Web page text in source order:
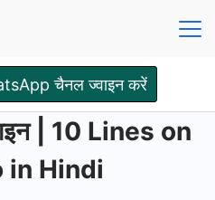
चैनल ज्वाइन करें
| 10 Lines on
in Hindi